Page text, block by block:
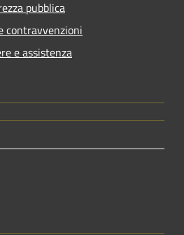
pubblica
contravvenzioni
e assistenza